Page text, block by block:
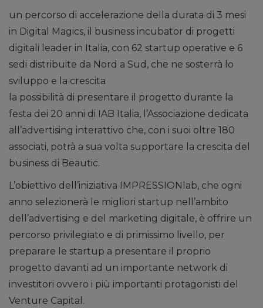
un percorso di accelerazione della durata di 3 mesi
in Digital Magics, il business incubator di progetti
digitali leader in Italia, con 62 startup operative e 6
sedi distribuite da Nord a Sud, che ne sosterrà lo
sviluppo e la crescita
la possibilità di presentare il progetto durante la
festa dei 20 anni di IAB Italia, l’Associazione dedicata
all’advertising interattivo che, con i suoi oltre 180
associati, potrà a sua volta supportare la crescita del
business di Beautic.
L’obiettivo dell’iniziativa IMPRESSIONlab, che ogni
anno selezionerà le migliori startup nell’ambito
dell’advertising e del marketing digitale, è offrire un
percorso privilegiato e di primissimo livello, per
preparare le startup a presentare il proprio
progetto davanti ad un importante network di
investitori ovvero i più importanti protagonisti del
Venture Capital.